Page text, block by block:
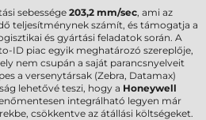
sebessége 203,2 mm/sec, ami az
teljesítménynek számít, és támogatja a
és gyártási feladatok során. A
ID piac egyik meghatározó szereplője,
nem csupán a saját parancsnyelveit
a versenytársak (Zebra, Datamax)
lehetővé teszi, hogy a Honeywell
integrálható legyen már
csökkentve az átállási költségeket.